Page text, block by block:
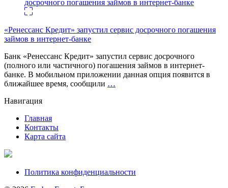
«Ренессанс Кредит» запустил сервис досрочного погашения
займов в интернет-банке
Банк «Ренессанс Кредит» запустил сервис досрочного
(полного или частичного) погашения займов в интернет-
банке. В мобильном приложении данная опция появится в
ближайшее время, сообщили …
Навигация
Главная
Контакты
Карта сайта
Политика конфиденциальности